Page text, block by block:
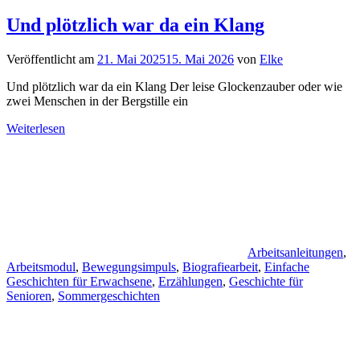
Und plötzlich war da ein Klang
Veröffentlicht am 21. Mai 202515. Mai 2026 von Elke
Und plötzlich war da ein Klang Der leise Glockenzauber oder wie
zwei Menschen in der Bergstille ein
Weiterlesen
Arbeitsanleitungen,
Arbeitsmodul, Bewegungsimpuls, Biografiearbeit, Einfache
Geschichten für Erwachsene, Erzählungen, Geschichte für
Senioren, Sommergeschichten